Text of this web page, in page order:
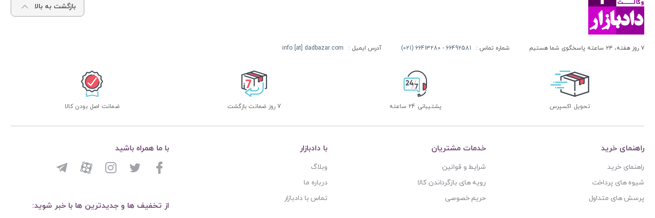
بازگشت به بالا
۷ روز هفته، ۲۴ ساعته پاسخگوی شما هستیم شماره تماس : 66492581 - 66413280 (021) آدرس ایمیل : info [at] dadbazar.com
تحویل اکسپرس پشتیبانی 24 ساعته 7 روز ضمانت بازگشت ضمانت اصل بودن کالا
راهنمای خرید
راهنمای خرید
شیوه های پرداخت
پرسش های متداول
خدمات مشتریان
شرایط و قوانین
رویه های بازگرداندن کالا
حریم خصوصی
با دادبازار
وبلاگ
درباره ما
تماس با دادبازار
از تخفیف ها و جدیدترین ها با خبر شوید:
با ما همراه باشید